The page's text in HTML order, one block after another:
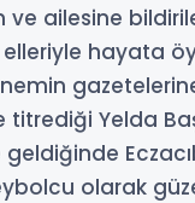
ve ailesine
hayata
titrediği Yelda
geldiğinde
olarak